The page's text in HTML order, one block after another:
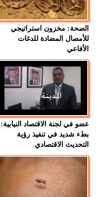
الصحة: مخزون استراتيجي
للأمصال المضادة للدغات
الأفاعي
عضو في لجنة الاقتصاد النيابية:
بطء شديد في تنفيذ رؤية
التحديث الاقتصادي